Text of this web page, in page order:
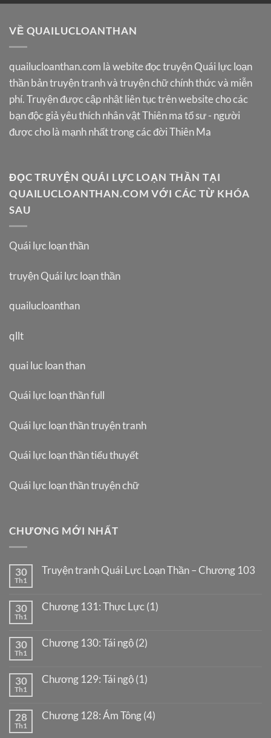
VỀ QUAILUCLOANTHAN
quailucloanthan.com là webite đọc truyện Quái lực loạn
thần bản truyện tranh và truyện chữ chính thức và miễn
phí. Truyện được cập nhật liên tục trên website cho các
bạn độc giả yêu thích nhân vật Thiên ma tổ sư - người
được cho là mạnh nhất trong các đời Thiên Ma
ĐỌC TRUYỆN QUÁI LỰC LOẠN THẦN TẠI
QUAILUCLOANTHAN.COM VỚI CÁC TỪ KHÓA
SAU
Quái lực loạn thần
truyện Quái lực loạn thần
quailucloanthan
qllt
quai luc loan than
Quái lực loạn thần full
Quái lực loạn thần truyện tranh
Quái lực loạn thần tiểu thuyết
Quái lực loạn thần truyện chữ
CHƯƠNG MỚI NHẤT
30
Th1
Truyện tranh Quái Lực Loạn Thần – Chương 103
30
Th1
Chương 131: Thực Lực (1)
30
Th1
Chương 130: Tái ngộ (2)
30
Th1
Chương 129: Tái ngộ (1)
28
Th1
Chương 128: Ám Tông (4)